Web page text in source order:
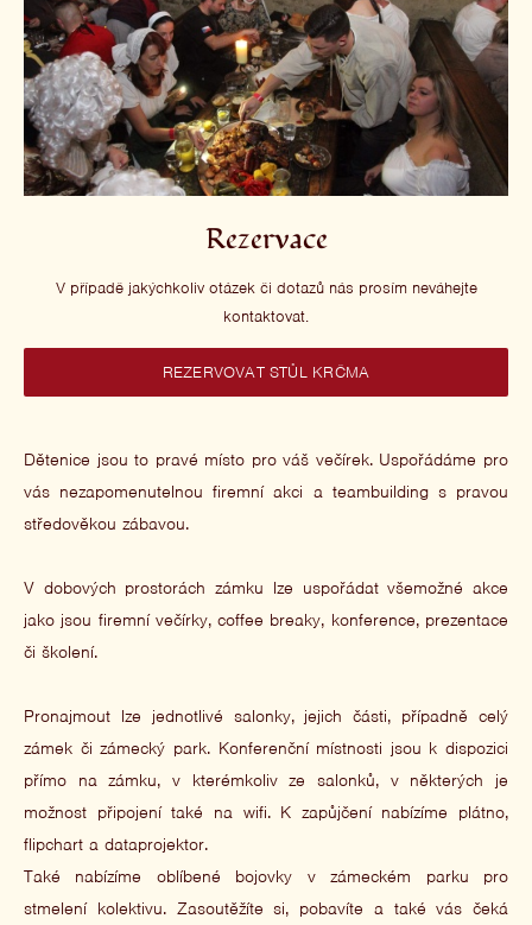
Rezervace
V případě jakýchkoliv otázek či dotazů nás prosím neváhejte
kontaktovat.
REZERVOVAT STŮL KRČMA
Dětenice jsou to pravé místo pro váš večírek. Uspořádáme pro
vás nezapomenutelnou firemní akci a teambuilding s pravou
středověkou zábavou.
V dobových prostorách zámku lze uspořádat všemožné akce
jako jsou firemní večírky, coffee breaky, konference, prezentace
či školení.
Pronajmout lze jednotlivé salonky, jejich části, případně celý
zámek či zámecký park. Konferenční místnosti jsou k dispozici
přímo na zámku, v kterémkoliv ze salonků, v některých je
možnost připojení také na wifi. K zapůjčení nabízíme plátno,
flipchart a dataprojektor.
Také nabízíme oblíbené bojovky v zámeckém parku pro
stmelení kolektivu. Zasoutěžíte si, pobavíte a také vás čeká